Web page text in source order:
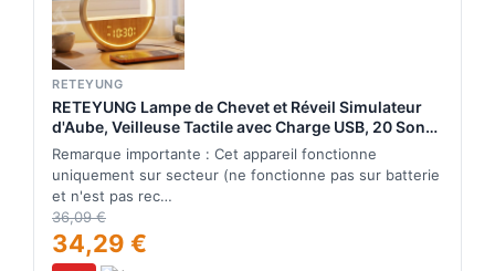
RETEYUNG
RETEYUNG Lampe de Chevet et Réveil Simulateur
d'Aube, Veilleuse Tactile avec Charge USB, 20 Sons
Relaxants & Bruits Blancs, Double Alarme pour
Semaine/Week-End, Réveil Lumineux pour Gros
Dormeurs
Remarque importante : Cet appareil fonctionne
uniquement sur secteur (ne fonctionne pas sur batterie
et n'est pas rec…
36,09 €
34,29 €